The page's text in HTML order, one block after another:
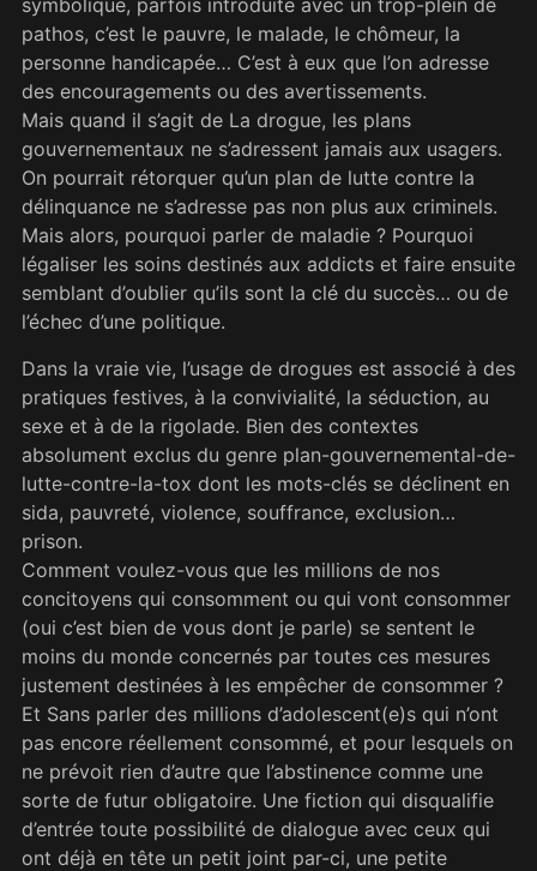
symbolique, parfois introduite avec un trop-plein de
pathos, c’est le pauvre, le malade, le chômeur, la
personne handicapée… C’est à eux que l’on adresse
des encouragements ou des avertissements.
Mais quand il s’agit de La drogue, les plans
gouvernementaux ne s’adressent jamais aux usagers.
On pourrait rétorquer qu’un plan de lutte contre la
délinquance ne s’adresse pas non plus aux criminels.
Mais alors, pourquoi parler de maladie ? Pourquoi
légaliser les soins destinés aux addicts et faire ensuite
semblant d’oublier qu’ils sont la clé du succès… ou de
l’échec d’une politique.
Dans la vraie vie, l’usage de drogues est associé à des
pratiques festives, à la convivialité, la séduction, au
sexe et à de la rigolade. Bien des contextes
absolument exclus du genre plan-gouvernemental-de-
lutte-contre-la-tox dont les mots-clés se déclinent en
sida, pauvreté, violence, souffrance, exclusion…
prison.
Comment voulez-vous que les millions de nos
concitoyens qui consomment ou qui vont consommer
(oui c’est bien de vous dont je parle) se sentent le
moins du monde concernés par toutes ces mesures
justement destinées à les empêcher de consommer ?
Et Sans parler des millions d’adolescent(e)s qui n’ont
pas encore réellement consommé, et pour lesquels on
ne prévoit rien d’autre que l’abstinence comme une
sorte de futur obligatoire. Une fiction qui disqualifie
d’entrée toute possibilité de dialogue avec ceux qui
ont déjà en tête un petit joint par-ci, une petite